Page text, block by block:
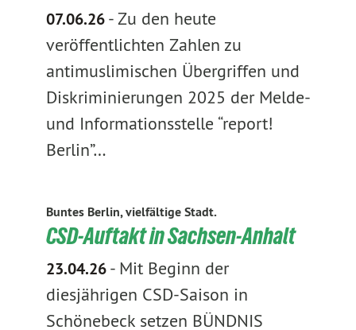
07.06.26-Zu den heute
veröffentlichten Zahlen zu
antimuslimischen Übergriffen und
Diskriminierungen 2025 der Melde-
und Informationsstelle “report!
Berlin”…
Buntes Berlin, vielfältige Stadt.
CSD-Auftakt in Sachsen-Anhalt
23.04.26- Mit Beginn der
diesjährigen CSD-Saison in
Schönebeck setzen BÜNDNIS